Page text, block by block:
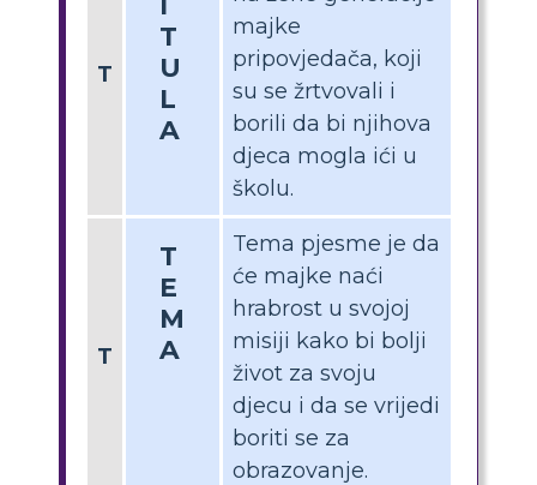
T
T
U
L
A
majke
pripovjedača, koji
su se žrtvovali i
borili da bi njihova
djeca mogla ići u
školu.
T
T
E
M
A
Tema pjesme je da
će majke naći
hrabrost u svojoj
misiji kako bi bolji
život za svoju
djecu i da se vrijedi
boriti se za
obrazovanje.